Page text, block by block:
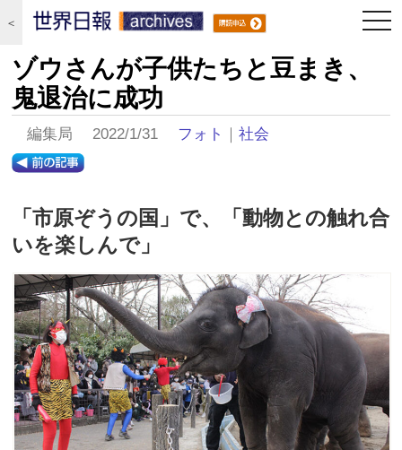
＜
ゾウさんが子供たちと豆まき、
鬼退治に成功
編集局 2022/1/31 フォト ｜社会
「市原ぞうの国」で、「動物との触れ合
いを楽しんで」